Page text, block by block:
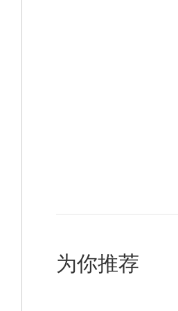
为你推荐